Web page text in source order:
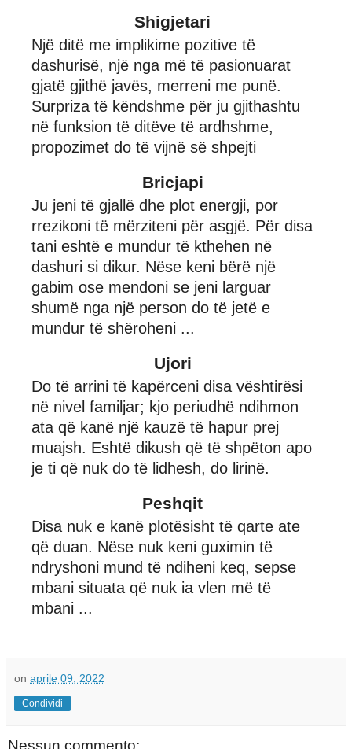
Shigjetari
Një ditë me implikime pozitive të
dashurisë, një nga më të pasionuarat
gjatë gjithë javës, merreni me punë.
Surpriza të këndshme për ju gjithashtu
në funksion të ditëve të ardhshme,
propozimet do të vijnë së shpejti
Bricjapi
Ju jeni të gjallë dhe plot energji, por
rrezikoni të mërziteni për asgjë. Për disa
tani eshtë e mundur të kthehen në
dashuri si dikur. Nëse keni bërë një
gabim ose mendoni se jeni larguar
shumë nga një person do të jetë e
mundur të shëroheni ...
Ujori
Do të arrini të kapërceni disa vështirësi
në nivel familjar; kjo periudhë ndihmon
ata që kanë një kauzë të hapur prej
muajsh. Eshtë dikush që të shpëton apo
je ti që nuk do të lidhesh, do lirinë.
Peshqit
Disa nuk e kanë plotësisht të qarte ate
që duan. Nëse nuk keni guximin të
ndryshoni mund të ndiheni keq, sepse
mbani situata që nuk ia vlen më të
mbani ...
on aprile 09, 2022
Condividi
Nessun commento: